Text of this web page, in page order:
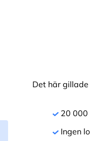
Det här gillade
20 000
Ingen